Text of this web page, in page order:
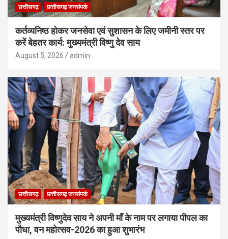
छत्तीसगढ़ छत्तीसगढ़ जनसंपर्क
कर्तव्यनिष्ठ होकर जनसेवा एवं सुशासन के लिए जमीनी स्तर पर
करें बेहतर कार्य: मुख्यमंत्री विष्णु देव साय
August 5, 2026 admin
छत्तीसगढ़ छत्तीसगढ़ जनसंपर्क
मुख्यमंत्री विष्णुदेव साय ने अपनी माँ के नाम पर लगाया पीपल का
पौधा, वन महोत्सव-2026 का हुआ शुभारंभ